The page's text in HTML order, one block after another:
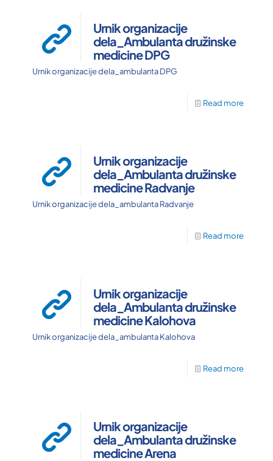
Urnik organizacije
dela_Ambulanta družinske
medicine DPG
Urnik organizacije dela_ambulanta DPG
Read more
Urnik organizacije
dela_Ambulanta družinske
medicine Radvanje
Urnik organizacije dela_ambulanta Radvanje
Read more
Urnik organizacije
dela_Ambulanta družinske
medicine Kalohova
Urnik organizacije dela_ambulanta Kalohova
Read more
Urnik organizacije
dela_Ambulanta družinske
medicine Arena